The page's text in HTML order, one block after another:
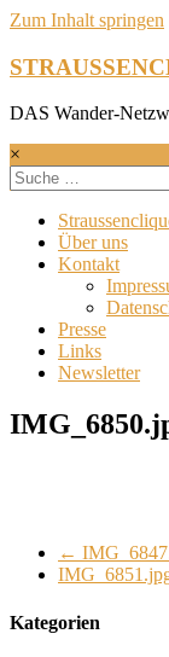
Zum Inhalt springen
DAS Wander-
×
Über uns
Kontakt
Presse
Links
Newsletter
←
Kategorien